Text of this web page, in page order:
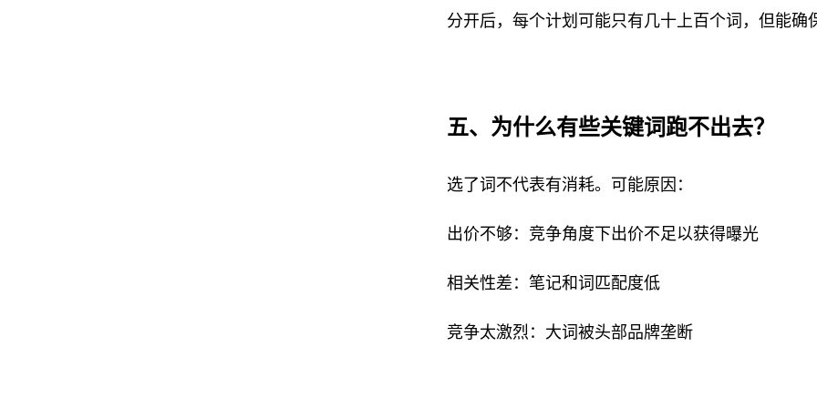
分开后，每个计划可能只有几十上百个词，但能确
五、为什么有些关键词跑不出去？
选了词不代表有消耗。可能原因：
出价不够：竞争角度下出价不足以获得曝光
相关性差：笔记和词匹配度低
竞争太激烈：大词被头部品牌垄断